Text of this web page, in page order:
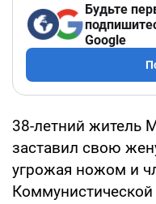
Будьте
Google
38-летний житель
заставил свою
угрожая ножом и